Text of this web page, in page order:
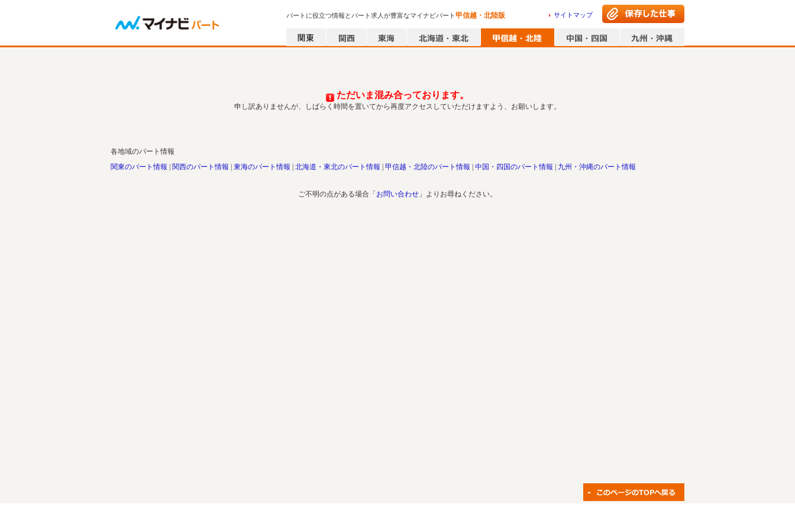
パートに役立つ情報とパート求人が豊富なマイナビパート甲信越・北陸版 サイトマップ
ただいま混み合っております。
申し訳ありませんが、しばらく時間を置いてから再度アクセスしていただけますよう、お願いします。
各地域のパート情報
関東のパート情報
関西のパート情報 東海のパート情報 北海道・東北のパート情報 甲信越・北陸のパート情報 中国・四国のパート情報 九州・沖縄のパート情報
ご不明の点がある場合「 お問い合わせ 」よりお尋ねください。